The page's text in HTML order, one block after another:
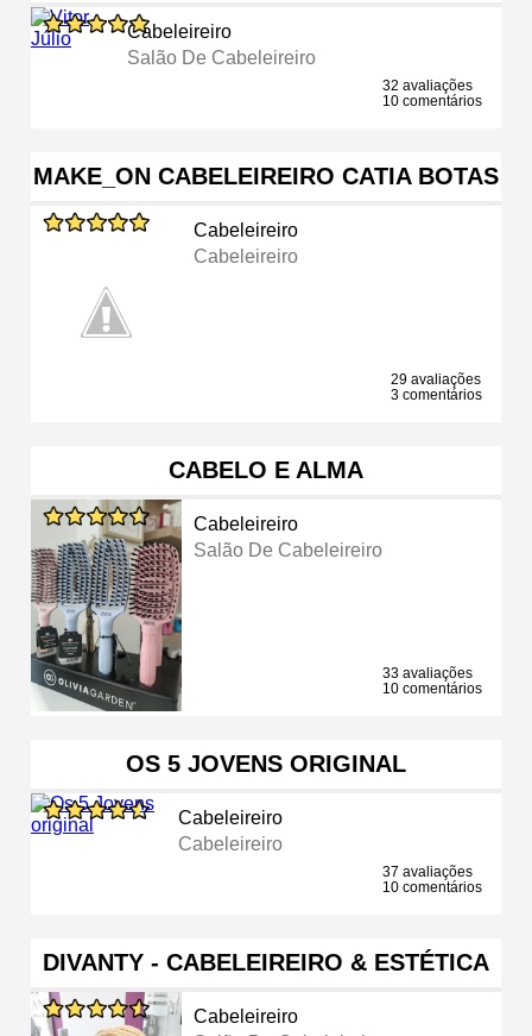
Cabeleireiro
Salão De Cabeleireiro
32 avaliações
10 comentários
MAKE_ON CABELEIREIRO CATIA BOTAS
Cabeleireiro
Cabeleireiro
29 avaliações
3 comentários
CABELO E ALMA
Cabeleireiro
Salão De Cabeleireiro
33 avaliações
10 comentários
OS 5 JOVENS ORIGINAL
Cabeleireiro
Cabeleireiro
37 avaliações
10 comentários
DIVANTY - CABELEIREIRO & ESTÉTICA
Cabeleireiro